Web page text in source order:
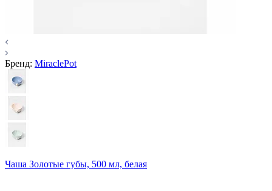
Бренд: MiraclePot
Чаша Золотые губы, 500 мл, белая